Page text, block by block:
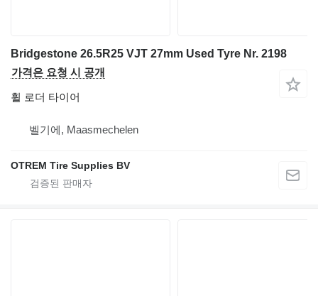
Bridgestone 26.5R25 VJT 27mm Used Tyre Nr. 2198
가격은 요청 시 공개
휠 로더 타이어
벨기에, Maasmechelen
OTREM Tire Supplies BV